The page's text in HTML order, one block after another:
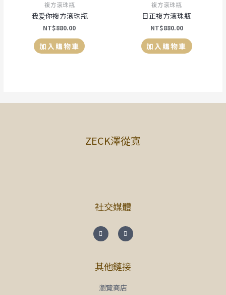
複方滾珠瓶
我爱你複方滾珠瓶
NT$880.00
加入購物車
複方滾珠瓶
日正複方滾珠瓶
NT$880.00
加入購物車
ZECK澤從寬
社交媒體
其他鏈接
瀏覽商店